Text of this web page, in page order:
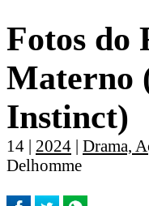
Fotos do
Materno
Instinct)
14 | 2024 | Drama,
Delhomme